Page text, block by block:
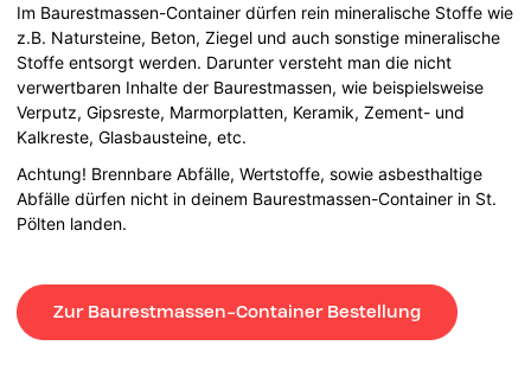
Im Baurestmassen-Container dürfen rein mineralische Stoffe wie
z.B. Natursteine, Beton, Ziegel und auch sonstige mineralische
Stoffe entsorgt werden. Darunter versteht man die nicht
verwertbaren Inhalte der Baurestmassen, wie beispielsweise
Verputz, Gipsreste, Marmorplatten, Keramik, Zement- und
Kalkreste, Glasbausteine, etc.
Achtung! Brennbare Abfälle, Wertstoffe, sowie asbesthaltige
Abfälle dürfen nicht in deinem Baurestmassen-Container in St.
Pölten landen.
Zur Baurestmassen-Container Bestellung